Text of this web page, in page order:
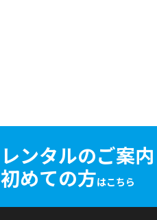
レンタルのご案内
初めての方はこちら